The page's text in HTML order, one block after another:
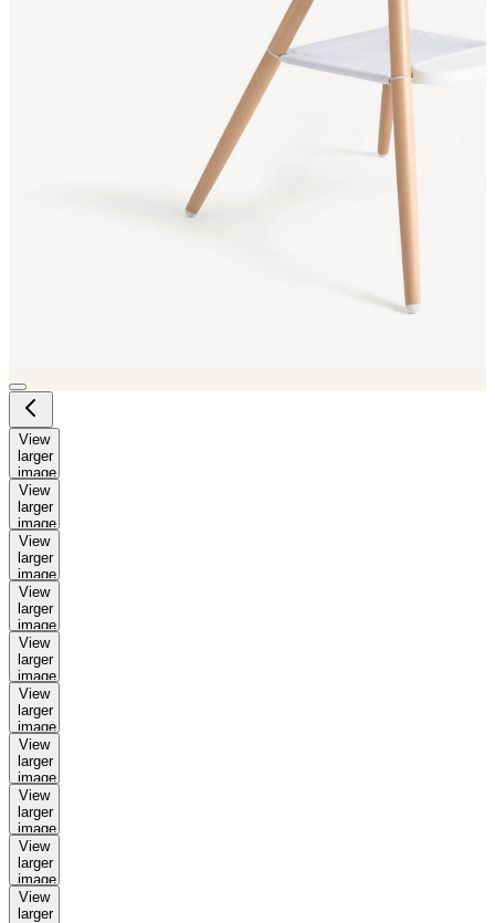
View
larger
image
View
larger
image
View
larger
image
View
larger
image
View
larger
image
View
larger
image
View
larger
image
View
larger
image
View
larger
image
View
larger